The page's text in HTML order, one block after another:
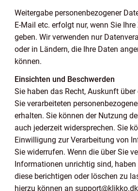
Weitergabe personenbezogener
E-Mail etc. erfolgt nur, wenn Sie
geben. Wir verwenden nur
oder in Ländern, die Ihre Daten
können.
Einsichten und Beschwerden
Sie haben das Recht, Auskunft
Sie verarbeiteten
erhalten. Sie können der Nutzung
auch jederzeit widersprechen. Sie
Einwilligung zur Verarbeitung von
Sie widerrufen. Wenn die über Sie
Informationen unrichtig sind, haben
diese berichtigen oder löschen zu
hierzu können an